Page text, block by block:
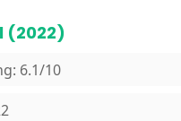
(2022)
6.1/10